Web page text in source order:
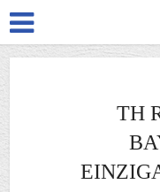
TH